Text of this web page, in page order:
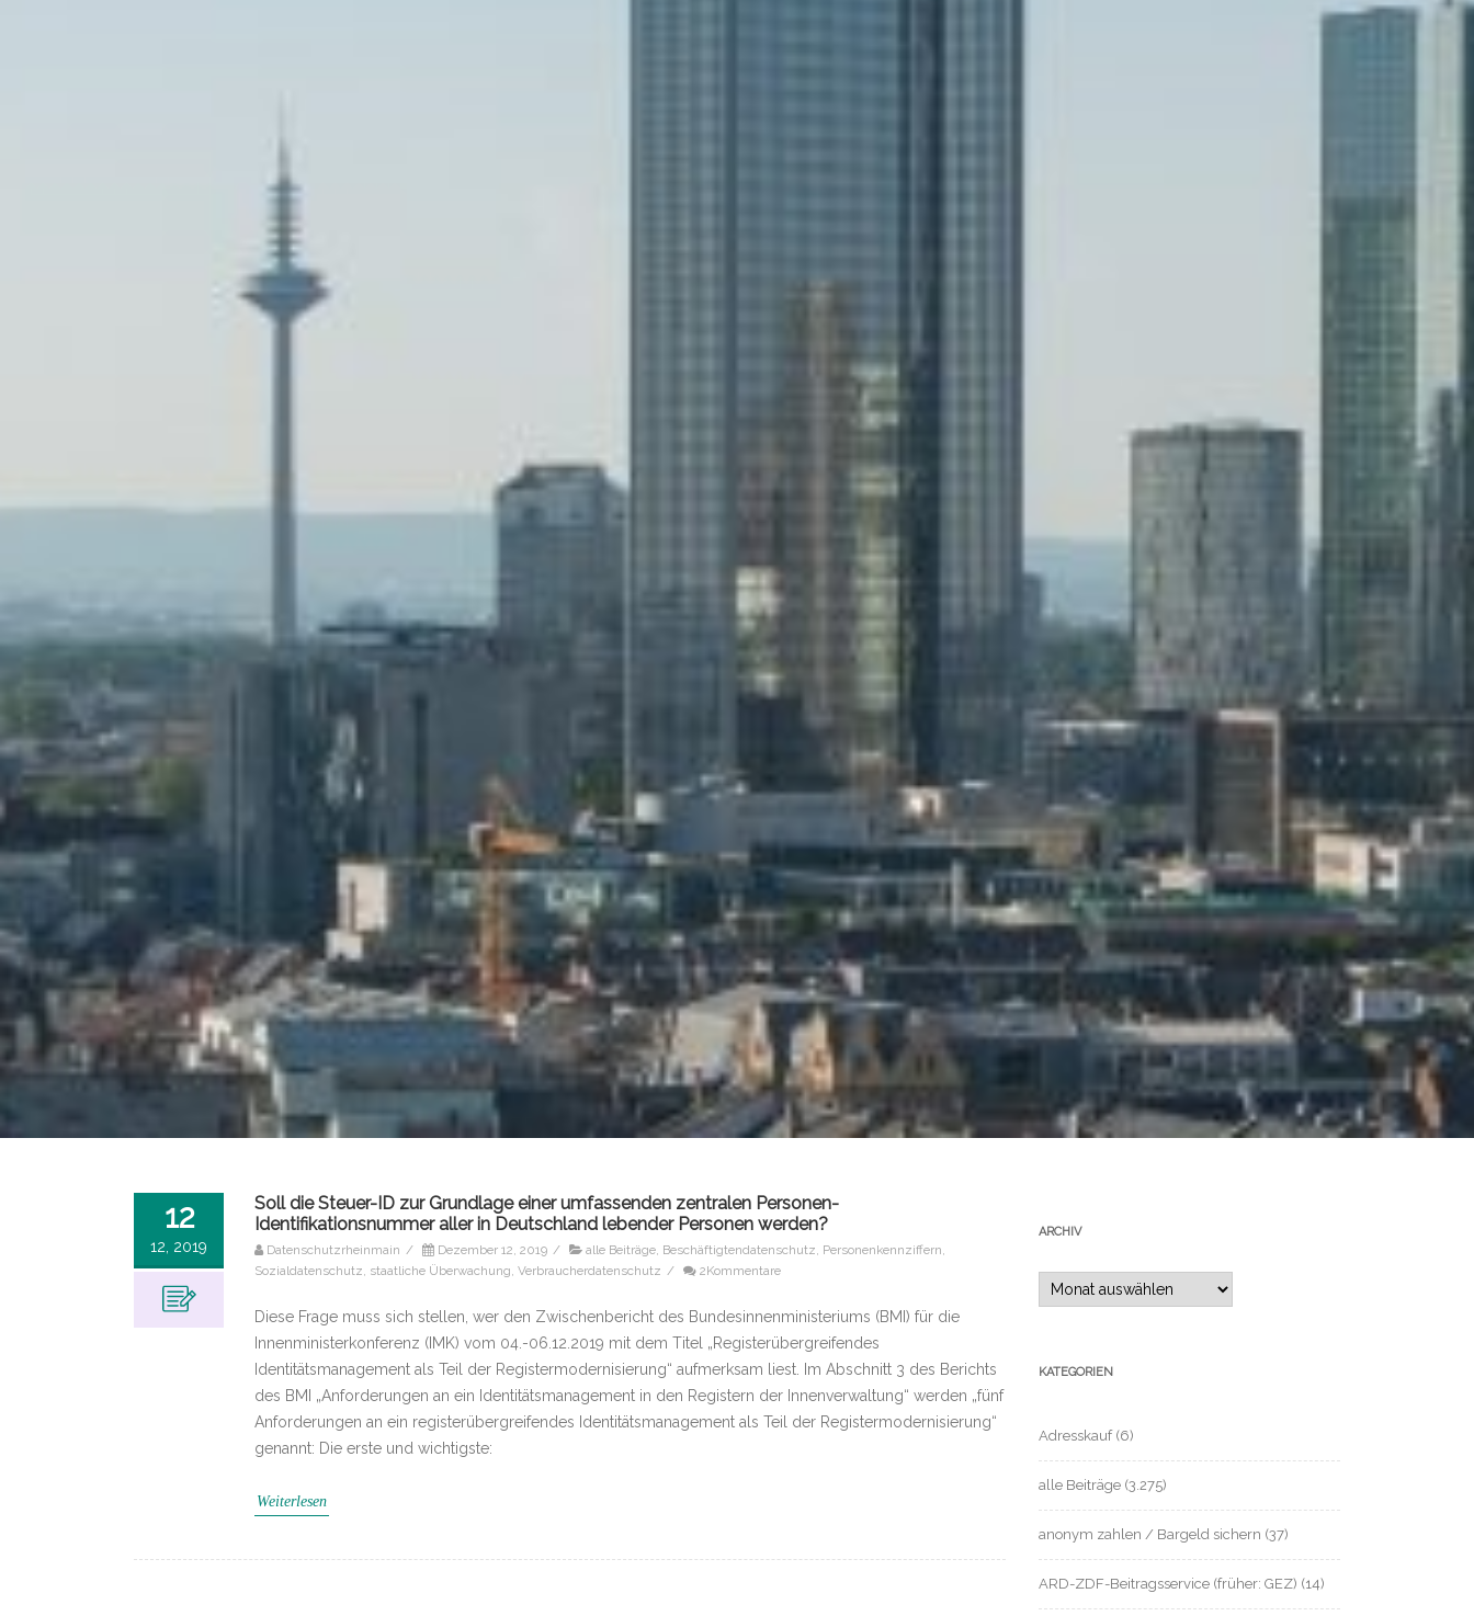
12
12, 2019
Soll die Steuer-ID zur Grundlage einer umfassenden zentralen Personen-
Identifikationsnummer aller in Deutschland lebender Personen werden?
Datenschutzrheinmain / Dezember 12, 2019 / alle Beiträge Beschäftigtendatenschutz Personenkennziffern
Sozialdatenschutz staatliche Überwachung Verbraucherdatenschutz / 2Kommentare
Diese Frage muss sich stellen, wer den Zwischenbericht des Bundesinnenministeriums (BMI) für die
Innenministerkonferenz (IMK) vom 04.-06.12.2019 mit dem Titel „Registerübergreifendes
Identitätsmanagement als Teil der Registermodernisierung“ aufmerksam liest. Im Abschnitt 3 des Berichts
des BMI „Anforderungen an ein Identitätsmanagement in den Registern der Innenverwaltung“ werden „fünf
Anforderungen an ein registerübergreifendes Identitätsmanagement als Teil der Registermodernisierung“
genannt: Die erste und wichtigste:
Weiterlesen
ARCHIV
Archiv
KATEGORIEN
Adresskauf(6)
alle Beiträge (3.275)
anonym zahlen / Bargeld sichern (37)
ARD-ZDF-Beitragsservice (früher: GEZ) (14)